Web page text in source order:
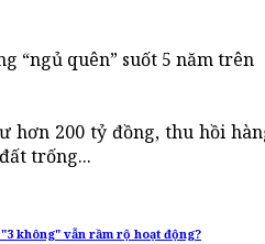
“ngủ quên” suốt 5 năm trên
hơn 200 tỷ đồng, thu hồi
trống...
không" vẫn rầm rộ hoạt động?